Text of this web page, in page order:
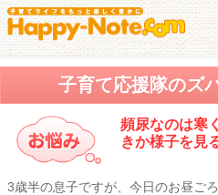
子育て応援隊のズ
頻尿なのは寒
きか様子を見
3歳半の息子ですが、今日のお昼ご